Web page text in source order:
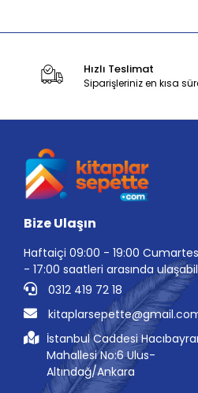
Hızlı Teslimat
Siparişleriniz en kısa
Bize Ulaşın
Haftaiçi 09:00 - 19:00
- 17:00 saatleri arasında
0312 419 72 18
İstanbul Caddesi
Mahallesi No:6 Ulus-
Altındağ/Ankara